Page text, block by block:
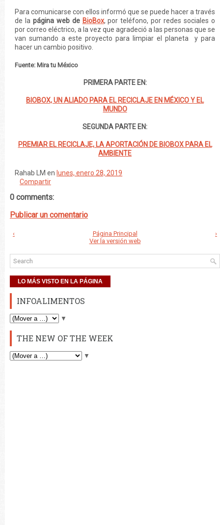
Para comunicarse con ellos informó que se puede hacer a través
de la página web de BioBox, por teléfono, por redes sociales o
por correo eléctrico, a la vez que agradeció a las personas que se
van sumando a este proyecto para limpiar el planeta y para
hacer un cambio positivo.
Fuente: Mira tu México
PRIMERA PARTE EN:
BIOBOX, UN ALIADO PARA EL RECICLAJE EN MÉXICO Y EL
MUNDO
SEGUNDA PARTE EN:
PREMIAR EL RECICLAJE, LA APORTACIÓN DE BIOBOX PARA EL
AMBIENTE
Rahab LM en lunes, enero 28, 2019
Compartir
0 comments:
Publicar un comentario
‹ ›
Página Principal
Ver la versión web
LO MÁS VISTO EN LA PÁGINA
INFOALIMENTOS
▼
THE NEW OF THE WEEK
▼